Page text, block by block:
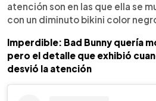
atención son en las que ella se
con un diminuto bikini color
Imperdible: Bad Bunny quería
pero el detalle que exhibió
desvió la atención